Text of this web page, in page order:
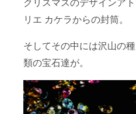
リエ カケラからの封筒。
そしてその中には沢山の種
類の宝石達が。